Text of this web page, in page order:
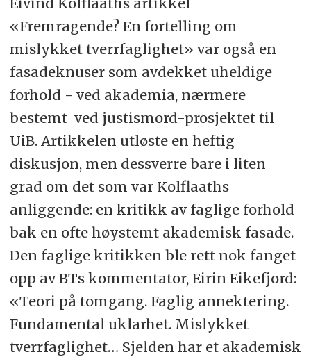
«Fremragende? En fortelling om
mislykket tverrfaglighet» var også en
fasadeknuser som avdekket uheldige
forhold - ved akademia, nærmere
bestemt ved justismord-prosjektet til
UiB. Artikkelen utløste en heftig
diskusjon, men dessverre bare i liten
grad om det som var Kolflaaths
anliggende: en kritikk av faglige forhold
bak en ofte høystemt akademisk fasade.
Den faglige kritikken ble rett nok fanget
opp av BTs kommentator, Eirin Eikefjord:
«Teori på tomgang. Faglig annektering.
Fundamental uklarhet. Mislykket
tverrfaglighet… Sjelden har et akademisk